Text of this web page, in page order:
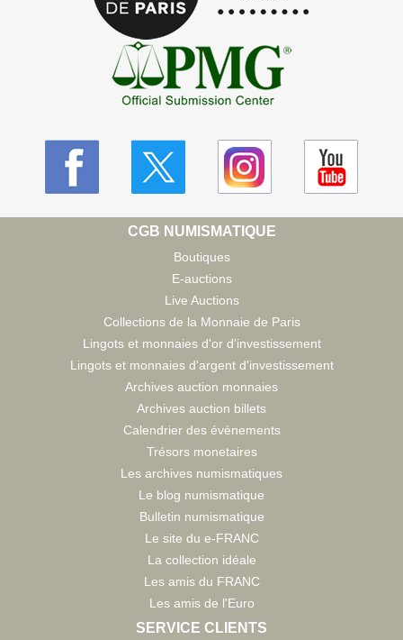
CGB NUMISMATIQUE
Boutiques
E-auctions
Live Auctions
Collections de la Monnaie de Paris
Lingots et monnaies d'or d'investissement
Lingots et monnaies d'argent d'investissement
Archives auction monnaies
Archives auction billets
Calendrier des évènements
Trésors monetaires
Les archives numismatiques
Le blog numismatique
Bulletin numismatique
Le site du e-FRANC
La collection idéale
Les amis du FRANC
Les amis de l'Euro
SERVICE CLIENTS